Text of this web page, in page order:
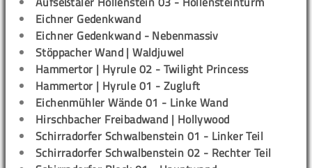
Eichner Gedenkwand
Eichner Gedenkwand - Nebenmassiv
Stöppacher Wand | Waldjuwel
Hammertor | Hyrule 02 - Twilight Princess
Hammertor | Hyrule 01 - Zugluft
Eichenmühler Wände 01 - Linke Wand
Hirschbacher Freibadwand | Hollywood
Schirradorfer Schwalbenstein 01 - Linker Teil
Schirradorfer Schwalbenstein 02 - Rechter Teil